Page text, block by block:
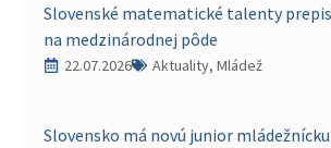
Slovenské matematické talenty
na medzinárodnej pôde
22.07.2026 Aktuality, Mládež
Slovensko má novú junior